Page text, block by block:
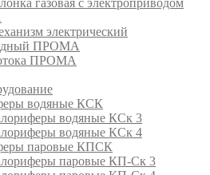
газовая с электроприводом
электрический
ПРОМА
ПРОМА
водяные КСК
водяные КСк 3
водяные КСк 4
паровые КПСК
паровые КП-Ск 3